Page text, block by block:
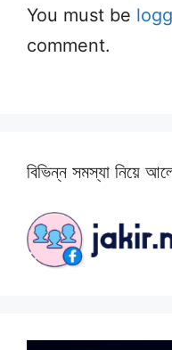
You must be
comment.
বিভিন্ন সমস্যা নিয়ে